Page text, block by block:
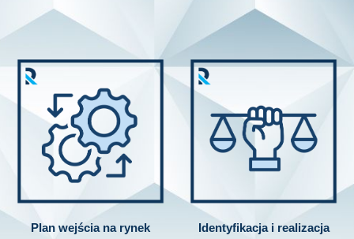
Plan wejścia na rynek
Identyfikacja i realizacja